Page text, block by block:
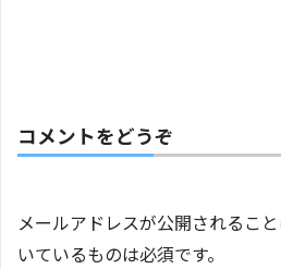
コメントをどうぞ
メールアドレスが公開されるこ
いているものは必須です。